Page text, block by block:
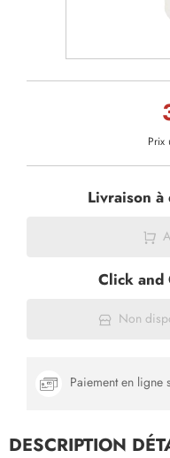
Prix
Livraison
Click and
Non
Paiement en ligne
DESCRIPTION